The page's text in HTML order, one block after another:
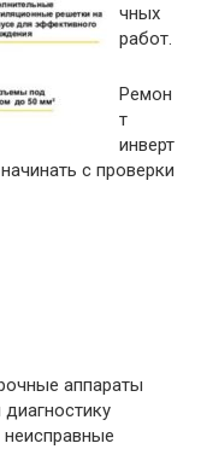
чных
работ.
Ремон
т
инверт
с проверки
аппараты